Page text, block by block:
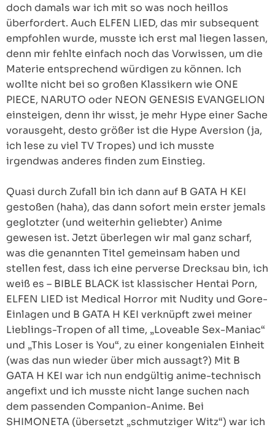
doch damals war ich mit so was noch heillos
überfordert. Auch ELFEN LIED, das mir subsequent
empfohlen wurde, musste ich erst mal liegen lassen,
denn mir fehlte einfach noch das Vorwissen, um die
Materie entsprechend würdigen zu können. Ich
wollte nicht bei so großen Klassikern wie ONE
PIECE, NARUTO oder NEON GENESIS EVANGELION
einsteigen, denn ihr wisst, je mehr Hype einer Sache
vorausgeht, desto größer ist die Hype Aversion (ja,
ich lese zu viel TV Tropes) und ich musste
irgendwas anderes finden zum Einstieg.
Quasi durch Zufall bin ich dann auf B GATA H KEI
gestoßen (haha), das dann sofort mein erster jemals
geglotzter (und weiterhin geliebter) Anime
gewesen ist. Jetzt überlegen wir mal ganz scharf,
was die genannten Titel gemeinsam haben und
stellen fest, dass ich eine perverse Drecksau bin, ich
weiß es – BIBLE BLACK ist klassischer Hentai Porn,
ELFEN LIED ist Medical Horror mit Nudity und Gore-
Einlagen und B GATA H KEI verknüpft zwei meiner
Lieblings-Tropen of all time, „Loveable Sex-Maniac“
und „This Loser is You“, zu einer kongenialen Einheit
(was das nun wieder über mich aussagt?) Mit B
GATA H KEI war ich nun endgültig anime-technisch
angefixt und ich musste nicht lange suchen nach
dem passenden Companion-Anime. Bei
SHIMONETA (übersetzt „schmutziger Witz“) war ich